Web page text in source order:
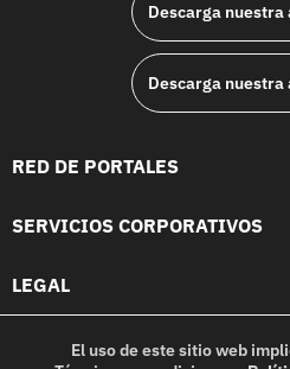
Descarga nuestra
Descarga nuestra
RED DE PORTALES
SERVICIOS CORPORATIVOS
LEGAL
El uso de este sitio web